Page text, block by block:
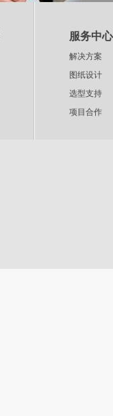
服务中心
解决方案
图纸设计
选型支持
项目合作